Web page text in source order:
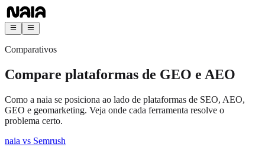
Comparativos
Compare plataformas de GEO e AEO
Como a naia se posiciona ao lado de plataformas de SEO, AEO,
GEO e geomarketing. Veja onde cada ferramenta resolve o
problema certo.
naia vs Semrush